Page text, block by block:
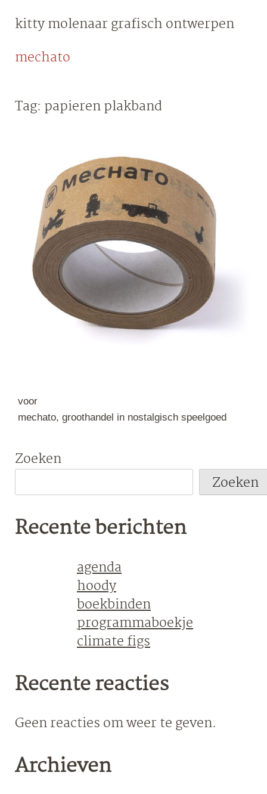
to
kitty molenaargrafisch ontwerpen
mechato
Tag: papieren plakband
voor
mechato, groothandel in nostalgisch speelgoed
Zoeken
Zoeken
Recente berichten
agenda
hoody
boekbinden
programmaboekje
climate figs
Recente reacties
Geen reacties om weer te geven.
Archieven